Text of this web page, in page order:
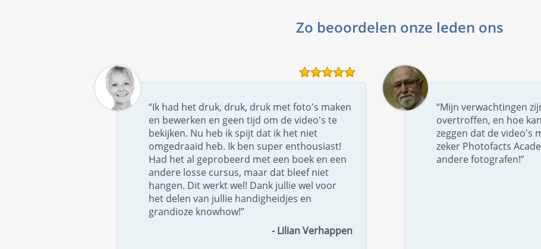
Zo beoordelen onze leden ons
“Ik had het druk, druk, druk met foto's maken
en bewerken en geen tijd om de video's te
bekijken. Nu heb ik spijt dat ik het niet
omgedraaid heb. Ik ben super enthousiast!
Had het al geprobeerd met een boek en een
andere losse cursus, maar dat bleef niet
hangen. Dit werkt wel! Dank jullie wel voor
het delen van jullie handigheidjes en
grandioze knowhow!”
- Lilian Verhappen
“Mijn verwachtingen
overtroffen, en hoe
zeggen dat de video's
zeker Photofacts
andere fotografen!”